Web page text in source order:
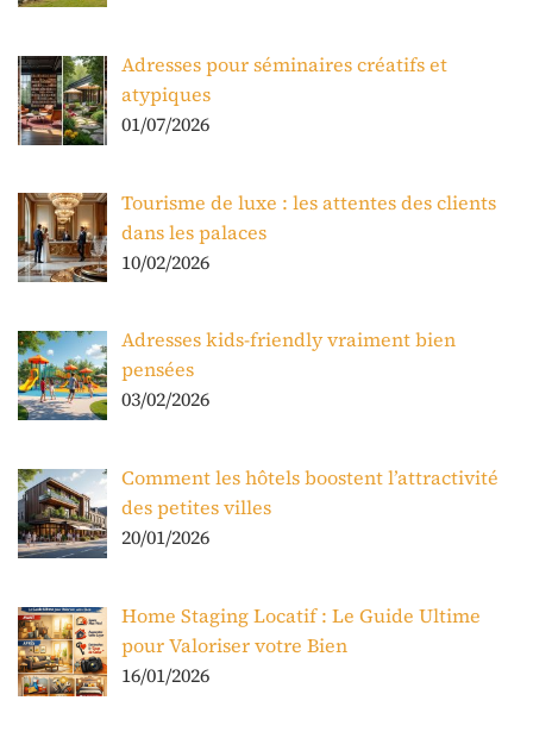
Adresses pour séminaires créatifs et
atypiques
01/07/2026
Tourisme de luxe : les attentes des clients
dans les palaces
10/02/2026
Adresses kids-friendly vraiment bien
pensées
03/02/2026
Comment les hôtels boostent l’attractivité
des petites villes
20/01/2026
Home Staging Locatif : Le Guide Ultime
pour Valoriser votre Bien
16/01/2026